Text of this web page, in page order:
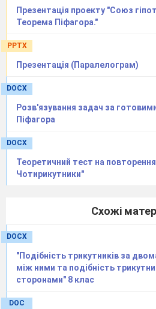
Презентація проекту "Союз
Теорема Піфагора."
PPTX
Презентація (Паралелограм)
DOCX
Розв'язування задач за
Піфагора
DOCX
Теоретичний тест на
Чотирикутники"
Схожі
DOCX
"Подібність трикутників за
між ними та подібність
сторонами" 8 клас
DOC